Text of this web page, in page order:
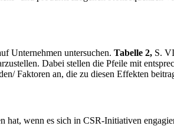
Unternehmen untersuchen. Tabelle 2, S.
Dabei stellen die Pfeile mit
Faktoren an, die zu diesen Effekten
wenn es sich in CSR-Initiativen